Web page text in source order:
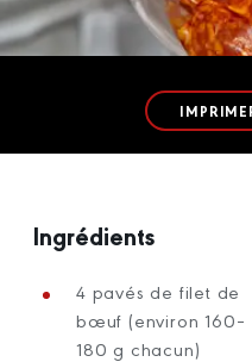
Ingrédients
4 pavés de filet de
bœuf (environ 160–
180 g chacun)